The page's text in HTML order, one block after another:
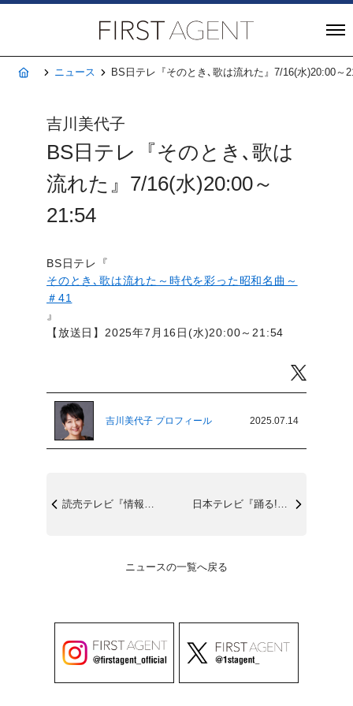
ホームニュース BS日テレ『そのとき､歌は流れた』7/16(水)20:00～
吉川美代子
BS日テレ『そのとき､歌は
流れた』7/16(水)20:00～
21:54
BS日テレ『
そのとき､歌は流れた～時代を彩った昭和名曲～
＃41
』
【放送日】2025年7月16日(水)20:00～21:54
吉川美代子 プロフィール 2025.07.14
読売テレビ『情報ライブミヤネ屋』7/17... 日本テレビ『踊る!さんま御殿ȃ...
ニュースの一覧へ戻る